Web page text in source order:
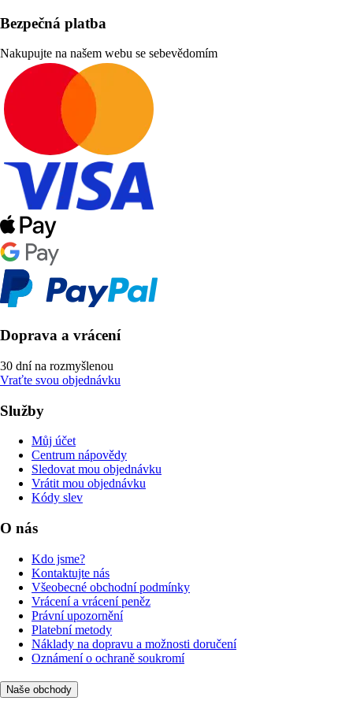
Bezpečná platba
Nakupujte na našem webu se sebevědomím
Doprava a vrácení
30 dní na rozmyšlenou
Vraťte svou objednávku
Služby
Můj účet
Centrum nápovědy
Sledovat mou objednávku
Vrátit mou objednávku
Kódy slev
O nás
Kdo jsme?
Kontaktujte nás
Všeobecné obchodní podmínky
Vrácení a vrácení peněz
Právní upozornění
Platební metody
Náklady na dopravu a možnosti doručení
Oznámení o ochraně soukromí
Naše obchody